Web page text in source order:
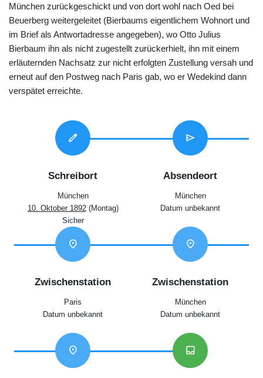
München zurückgeschickt und von dort wohl nach Oed bei
Beuerberg weitergeleitet (Bierbaums eigentlichem Wohnort und
im Brief als Antwortadresse angegeben), wo Otto Julius
Bierbaum ihn als nicht zugestellt zurückerhielt, ihn mit einem
erläuternden Nachsatz zur nicht erfolgten Zustellung versah und
erneut auf den Postweg nach Paris gab, wo er Wedekind dann
verspätet erreichte.
edit
Schreibort
München
10. Oktober 1892(Montag)
Sicher
send
Absendeort
München
Datum unbekannt
location_on
Zwischenstation
Paris
Datum unbekannt
location_on
Zwischenstation
München
Datum unbekannt
location_on inbox